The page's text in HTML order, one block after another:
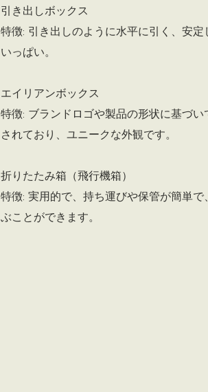
引き出しボックス
特徴: 引き出しのように水平に引く、安定
いっぱい。
エイリアンボックス
特徴: ブランドロゴや製品の形状に基づい
されており、ユニークな外観です。
折りたたみ箱（飛行機箱）
特徴: 実用的で、持ち運びや保管が簡単で
ぶことができます。